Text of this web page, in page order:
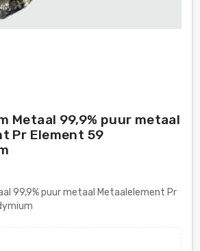
Metaal 99,9% puur metaal
Pr Element 59
99,9% puur metaal Metaalelement Pr